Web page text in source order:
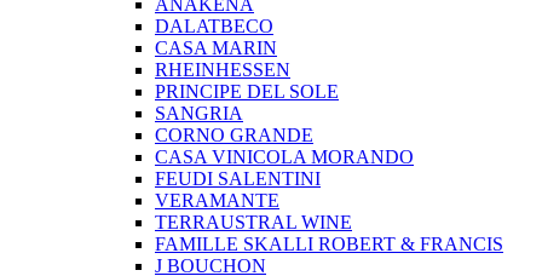
ANAKENA
DALATBECO
CASA MARIN
RHEINHESSEN
PRINCIPE DEL SOLE
SANGRIA
CORNO GRANDE
CASA VINICOLA MORANDO
FEUDI SALENTINI
VERAMANTE
TERRAUSTRAL WINE
FAMILLE SKALLI ROBERT & FRANCIS
J BOUCHON